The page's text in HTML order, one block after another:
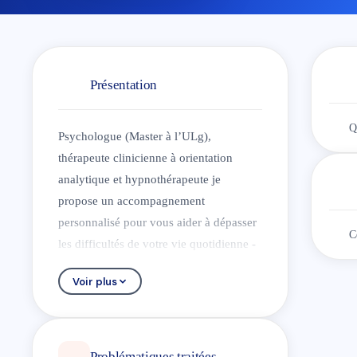
Présentation
Psychologue (Master à l’ULg),
thérapeute clinicienne à orientation
analytique et hypnothérapeute je
propose un accompagnement
personnalisé pour vous aider à dépasser
les difficultés de votre vie quotidienne -
phobies, troubles anxieux, dépression,
addiction, perte de confiance, gestion
responsabilités, souffrance, harcèlement,
Voir plus